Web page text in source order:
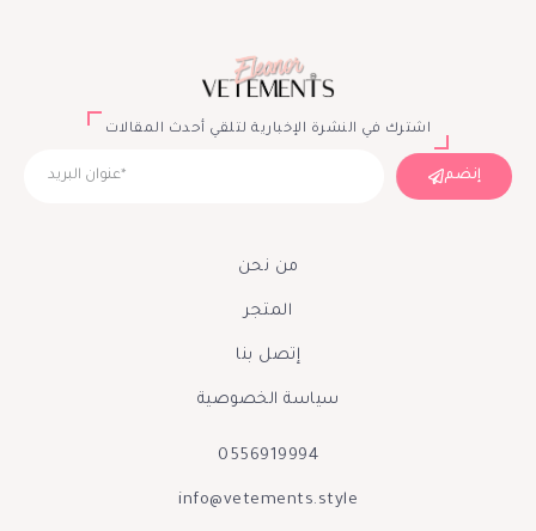
اشترك في النشرة الإخبارية لتلقي أحدث المقالات
إنضم
من نحن
المتجر
إتصل بنا
سياسة الخصوصية
0556919994
info@vetements.style